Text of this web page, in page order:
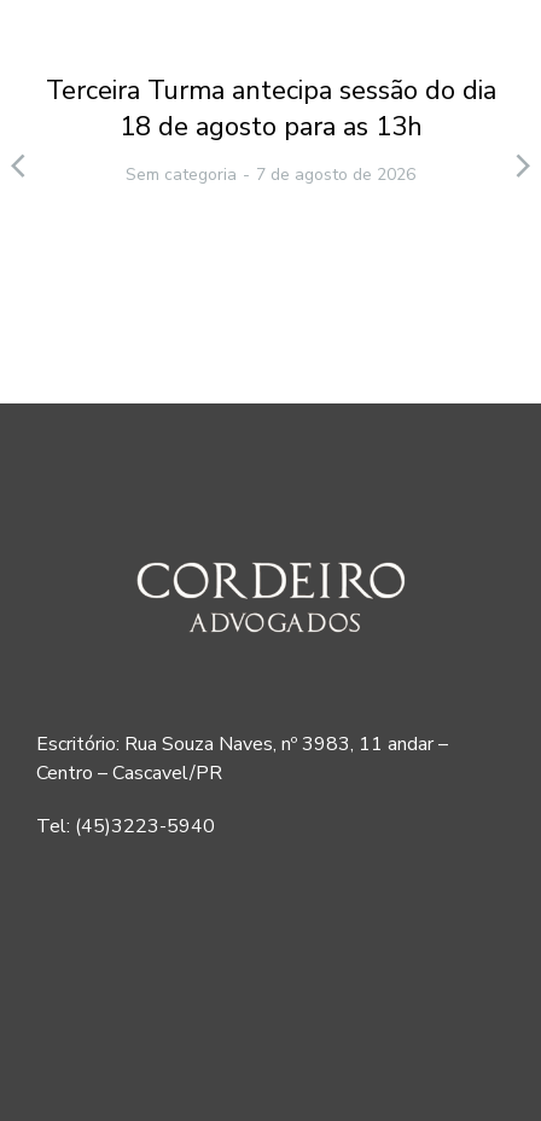
Terceira Turma antecipa sessão do dia
18 de agosto para as 13h
Sem categoria 7 de agosto de 2026
Escritório: Rua Souza Naves, nº 3983, 11 andar –
Centro – Cascavel/PR
Tel: (45)3223-5940